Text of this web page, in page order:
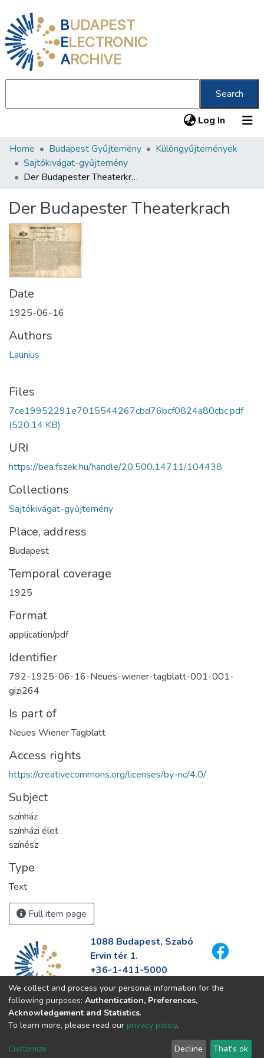
BUDAPEST
ELECTRONIC
ARCHIVE
Search
Log In (current)
Communities & Collections
All of DSpace
About us
Home Budapest Gyűjtemény
Különgyűjtemények
Sajtókivágat-gyűjtemény
Der Budapester Theaterkrach
Der Budapester Theaterkrach
Date
1925-06-16
Authors
Launius
Files
7ce19952291e7015544267cbd76bcf0824a80cbc.pdf
(520.14 KB)
URI
https://bea.fszek.hu/handle/20.500.14711/104438
Collections
Sajtókivágat-gyűjtemény
Place, address
Budapest
Temporal coverage
1925
Format
application/pdf
Identifier
792-1925-06-16-Neues-wiener-tagblatt-001-001-
gizi264
Is part of
Neues Wiener Tagblatt
Access rights
https://creativecommons.org/licenses/by-nc/4.0/
Subject
színház
színházi élet
színész
Type
Text
Full item page
1088 Budapest, Szabó
Ervin tér 1.
+36-1-411-5000
info@fszek.hu
https://fszek.hu
We collect and process your personal information for the
following purposes: Authentication, Preferences,
Acknowledgement and Statistics.
To learn more, please read our privacy policy.
Customize Decline That's ok